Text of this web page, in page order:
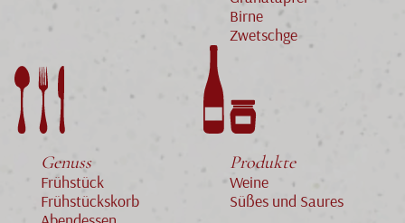
Birne
Zwetschge
Genuss
Frühstück
Frühstückskorb
Produkte
Weine
Süßes und Saures